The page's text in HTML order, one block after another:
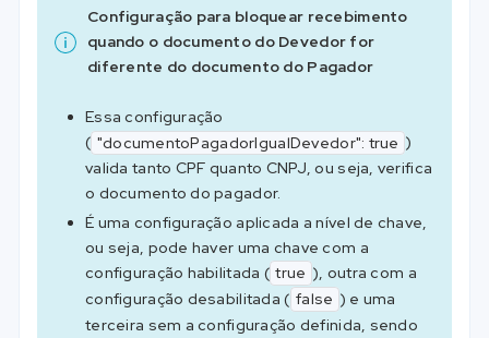
Configuração para bloquear recebimento
quando o documento do Devedor for
diferente do documento do Pagador
Essa configuração
( "documentoPagadorIgualDevedor": true )
valida tanto CPF quanto CNPJ, ou seja, verifica
o documento do pagador.
É uma configuração aplicada a nível de chave,
ou seja, pode haver uma chave com a
configuração habilitada ( true ), outra com a
configuração desabilitada ( false ) e uma
terceira sem a configuração definida, sendo